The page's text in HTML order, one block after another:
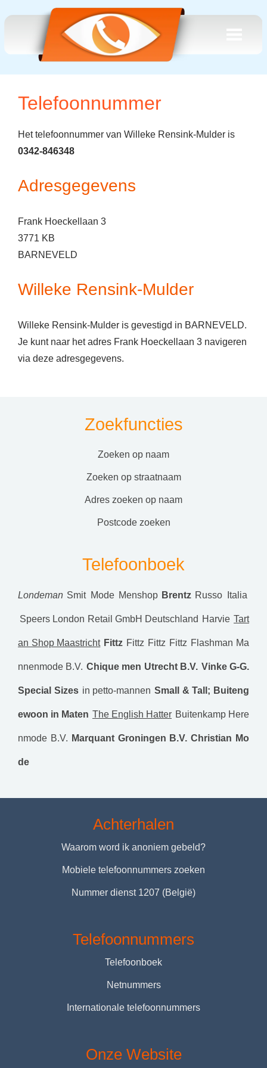
Telefoonnummer
Het telefoonnummer van Willeke Rensink-Mulder is
0342-846348
Adresgegevens
Frank Hoeckellaan 3
3771 KB
BARNEVELD
Willeke Rensink-Mulder
Willeke Rensink-Mulder is gevestigd in BARNEVELD.
Je kunt naar het adres Frank Hoeckellaan 3 navigeren
via deze adresgegevens.
Zoekfuncties
zoeken op naam
zoeken op straatnaam
adres zoeken op naam
postcode zoeken
Telefoonboek
Londeman Smit Mode Menshop Brentz Russo Italia
Speers London Retail GmbH Deutschland Harvie Tart
an Shop Maastricht Fittz Fittz Fittz Fittz Flashman Ma
nnenmode B.V. Chique men Utrecht B.V. Vinke G-G.
Special Sizes in petto-mannen Small & Tall; Buiteng
ewoon in Maten The English Hatter Buitenkamp Here
nmode B.V. Marquant Groningen B.V. Christian Mo
de
Achterhalen
Waarom word ik anoniem gebeld?
Mobiele telefoonnummers zoeken
Nummer dienst 1207 (België)
Telefoonnummers
Telefoonboek
Netnummers
Internationale telefoonnummers
Onze Website